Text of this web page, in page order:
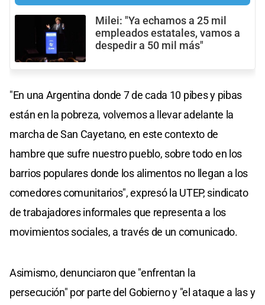
Milei: "Ya echamos a 25 mil
empleados estatales, vamos a
despedir a 50 mil más"
"En una Argentina donde 7 de cada 10 pibes y pibas
están en la pobreza, volvemos a llevar adelante la
marcha de San Cayetano, en este contexto de
hambre que sufre nuestro pueblo, sobre todo en los
barrios populares donde los alimentos no llegan a los
comedores comunitarios", expresó la UTEP, sindicato
de trabajadores informales que representa a los
movimientos sociales, a través de un comunicado.
Asimismo, denunciaron que "enfrentan la
persecución" por parte del Gobierno y "el ataque a las y